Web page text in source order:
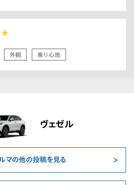
外観 乗り心地
ヴェゼル
マの他の投稿を見る